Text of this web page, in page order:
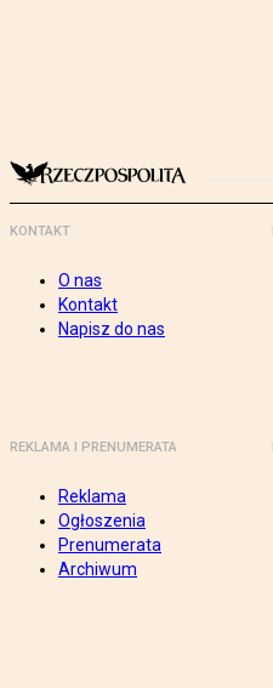
KONTAKT
O nas
Kontakt
Napisz do nas
REKLAMA I PRENUMERATA
Reklama
Ogłoszenia
Prenumerata
Archiwum